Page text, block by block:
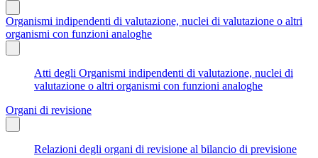
Organismi indipendenti di valutazione, nuclei di valutazione o altri
organismi con funzioni analoghe
Atti degli Organismi indipendenti di valutazione, nuclei di
valutazione o altri organismi con funzioni analoghe
Organi di revisione
Relazioni degli organi di revisione al bilancio di previsione